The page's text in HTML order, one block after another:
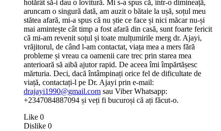
hotărât să-i dau o lovitură. Mi s-a spus că, într-o dimineață,
aruncam o singură dată, am auzit o bătaie la ușă, soțul meu
stătea afară, mi-a spus că nu știe ce face și nici măcar nu-și
mai amintește cât timp a fost afară din casă, sunt foarte fericit
că mi-am revenit soțul și toate mulțumirile merg dr. Ajayi,
vrăjitorul, de când l-am contactat, viața mea a mers fără
probleme și vreau ca oamenii care trec prin starea mea
anterioară să aibă ajutor rapid. De aceea îmi împărtășesc
mărturia. Deci, dacă întâmpinați orice fel de dificultate de
viață, contactați-l pe Dr. Ajayi prin e-mail:
drajayi1990@gmail.com sau Viber Whatsapp:
+2347084887094 și veți fi bucuroși că ați făcut-o.
Like 0
Dislike 0